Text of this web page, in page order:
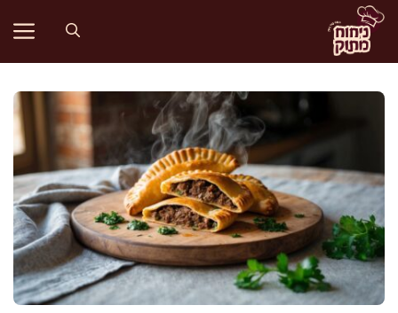
לדלג
לתוכן